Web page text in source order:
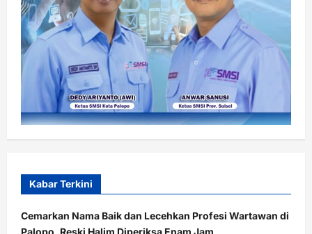
Kabar Terkini
Cemarkan Nama Baik dan Lecehkan Profesi Wartawan di